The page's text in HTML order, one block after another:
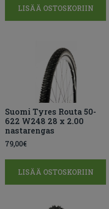
LISÄÄ OSTOSKORIIN
Suomi Tyres Routa 50-
622 W248 28 x 2.00
nastarengas
79,00€
LISÄÄ OSTOSKORIIN